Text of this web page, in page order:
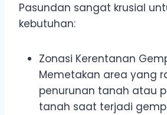
Pasundan sangat krusial
kebutuhan:
Zonasi Kerentanan
Memetakan area yang
penurunan tanah atau
tanah saat terjadi